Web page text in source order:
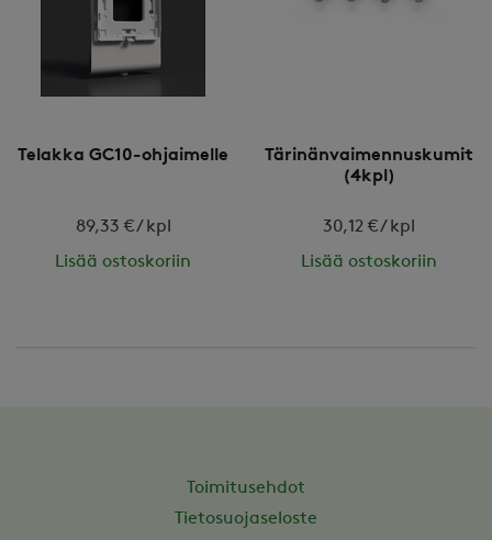
Telakka GC10-ohjaimelle
89,33 € / kpl
Lisää ostoskoriin
Tärinänvaimennuskumit
(4kpl)
30,12 € / kpl
Lisää ostoskoriin
Toimitusehdot
Tietosuojaseloste